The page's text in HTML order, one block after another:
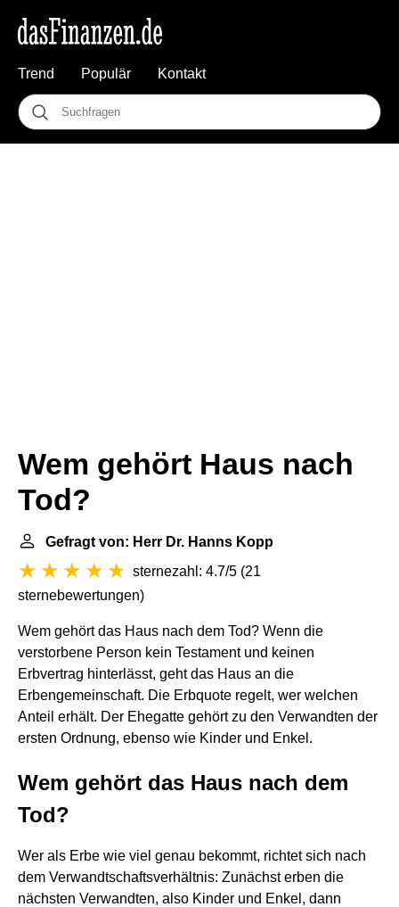
Trend Populär Kontakt
Wem gehört Haus nach
Tod?
Gefragt von: Herr Dr. Hanns Kopp
sternezahl: 4.7/5 (21
sternebewertungen)
Wem gehört das Haus nach dem Tod? Wenn die
verstorbene Person kein Testament und keinen
Erbvertrag hinterlässt, geht das Haus an die
Erbengemeinschaft. Die Erbquote regelt, wer welchen
Anteil erhält. Der Ehegatte gehört zu den Verwandten der
ersten Ordnung, ebenso wie Kinder und Enkel.
Wem gehört das Haus nach dem
Tod?
Wer als Erbe wie viel genau bekommt, richtet sich nach
dem Verwandtschaftsverhältnis: Zunächst erben die
nächsten Verwandten, also Kinder und Enkel, dann